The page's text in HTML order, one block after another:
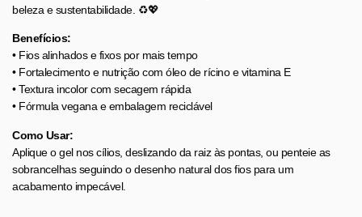
beleza e sustentabilidade. ♻️💖
Benefícios:
• Fios alinhados e fixos por mais tempo
• Fortalecimento e nutrição com óleo de rícino e vitamina E
• Textura incolor com secagem rápida
• Fórmula vegana e embalagem reciclável
Como Usar:
Aplique o gel nos cílios, deslizando da raiz às pontas, ou penteie as
sobrancelhas seguindo o desenho natural dos fios para um
acabamento impecável.